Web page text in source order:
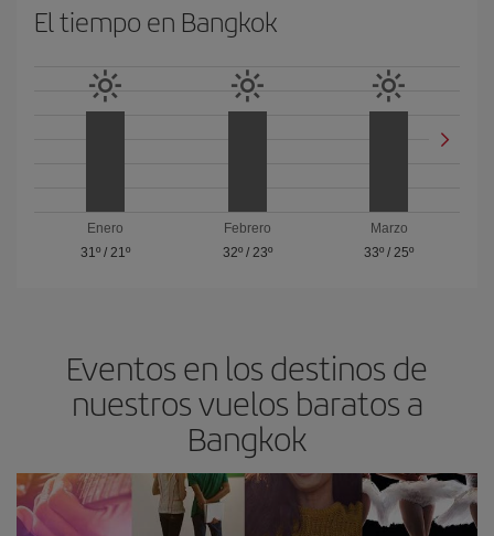
El tiempo en Bangkok
Enero
31º/ 21º
Febrero
32º/ 23º
Marzo
33º / 25º
Eventos en los destinos de
nuestros vuelos baratos a
Bangkok